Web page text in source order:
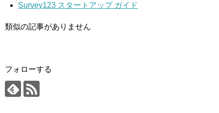
Survey123 スタートアップ ガイド
類似の記事がありません
フォローする